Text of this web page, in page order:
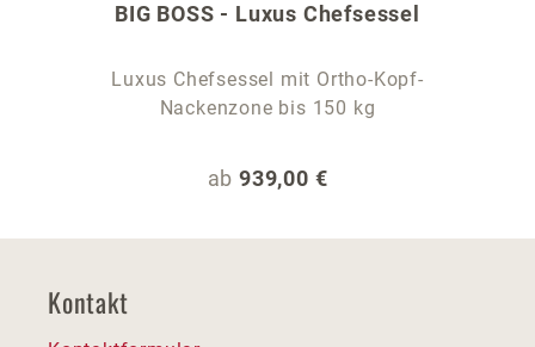
BIG BOSS - Luxus Chefsessel
Luxus Chefsessel mit Ortho-Kopf-
Nackenzone bis 150 kg
Regulärer Preis:
ab 939,00 €
Kontakt